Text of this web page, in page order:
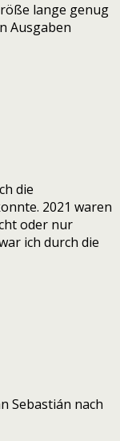
lange genug
Ausgaben
die
2021 waren
oder nur
ich durch die
Sebastián nach